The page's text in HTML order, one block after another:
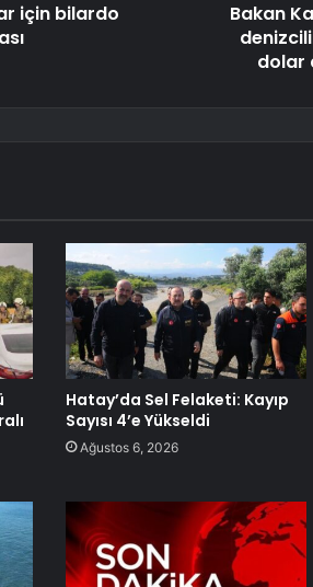
için bilardo
Bakan
dolar
Hatay’da Sel Felaketi: Kayıp
Sayısı 4’e Yükseldi
Ağustos 6, 2026